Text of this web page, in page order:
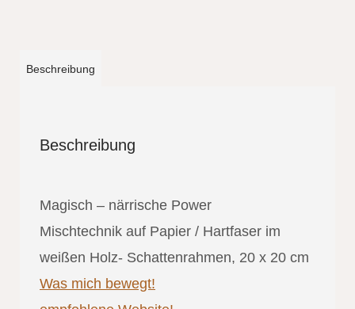
Beschreibung
Beschreibung
Magisch – närrische Power
Mischtechnik auf Papier / Hartfaser im
weißen Holz- Schattenrahmen, 20 x 20 cm
Was mich bewegt!